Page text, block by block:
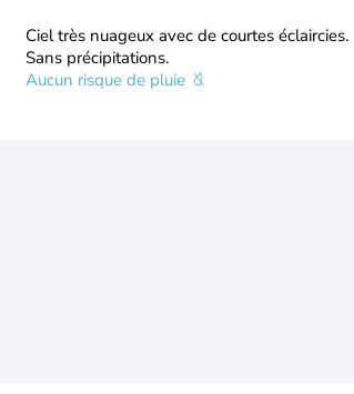
Ciel très nuageux avec de courtes éclaircies.
Sans précipitations.
Aucun risque de pluie